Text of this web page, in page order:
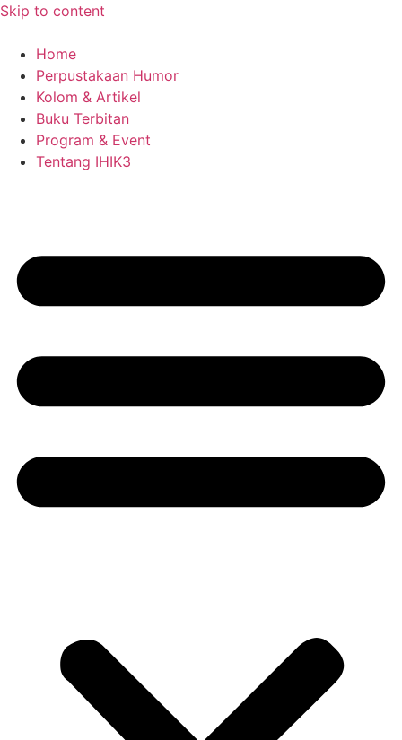
Skip to content
Home
Perpustakaan Humor
Kolom & Artikel
Buku Terbitan
Program & Event
Tentang IHIK3